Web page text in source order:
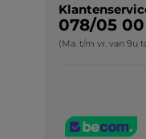
078/05
(Ma. t/m vr. van 9u